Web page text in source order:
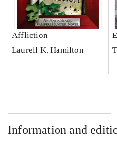
Affliction
Laurell K. Hamilton
Information and